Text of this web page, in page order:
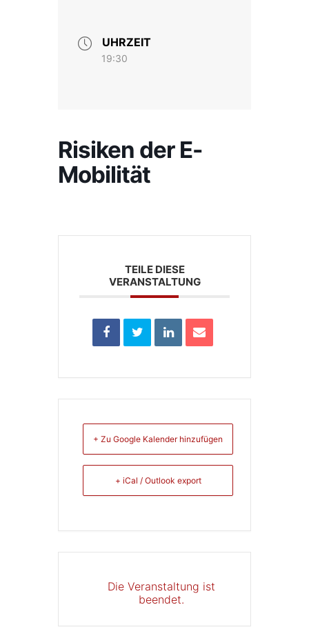
UHRZEIT
19:30
Risiken der E-
Mobilität
TEILE DIESE
VERANSTALTUNG
+ Zu Google Kalender hinzufügen
+ iCal / Outlook export
Die Veranstaltung ist
beendet.